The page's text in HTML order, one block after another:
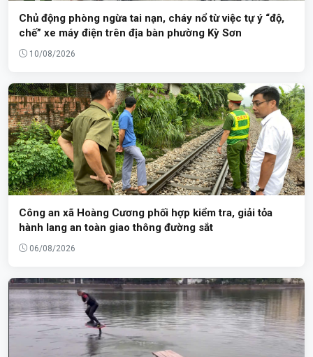
Chủ động phòng ngừa tai nạn, cháy nổ từ việc tự ý “độ,
chế” xe máy điện trên địa bàn phường Kỳ Sơn
10/08/2026
Công an xã Hoàng Cương phối hợp kiểm tra, giải tỏa
hành lang an toàn giao thông đường sắt
06/08/2026